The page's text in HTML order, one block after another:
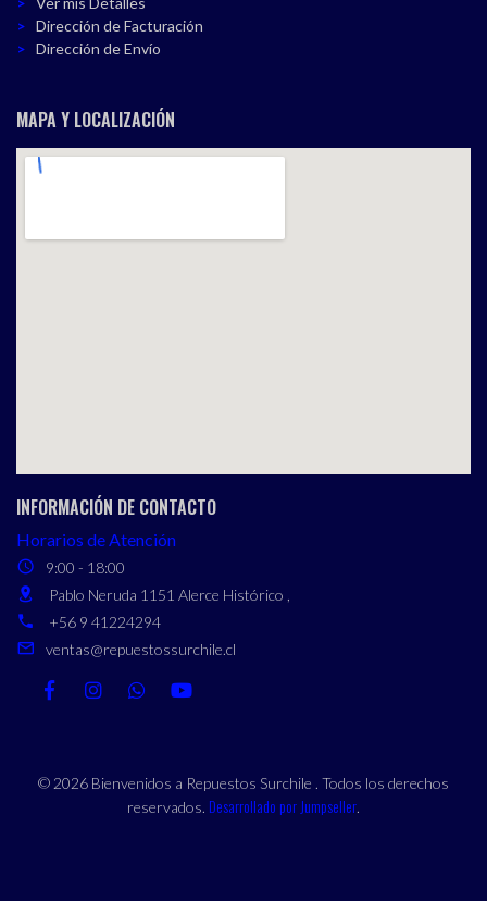
Dirección de Facturación
Dirección de Envío
MAPA Y LOCALIZACIÓN
INFORMACIÓN DE CONTACTO
Horarios de Atención
9:00 - 18:00
Pablo Neruda 1151 Alerce Histórico ,
+56 9 41224294
ventas@repuestossurchile.cl
© 2026 Bienvenidos a Repuestos Surchile . Todos los derechos
reservados. Desarrollado por Jumpseller.